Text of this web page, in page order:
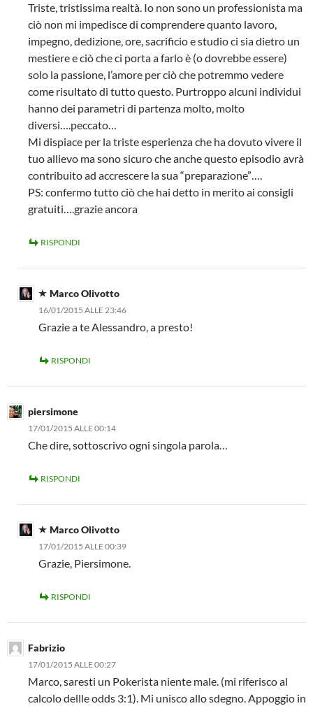
Triste, tristissima realtà. Io non sono un professionista ma
ciò non mi impedisce di comprendere quanto lavoro,
impegno, dedizione, ore, sacrificio e studio ci sia dietro un
mestiere e ciò che ci porta a farlo è (o dovrebbe essere)
solo la passione, l’amore per ciò che potremmo vedere
come risultato di tutto questo. Purtroppo alcuni individui
hanno dei parametri di partenza molto, molto
diversi….peccato…
Mi dispiace per la triste esperienza che ha dovuto vivere il
tuo allievo ma sono sicuro che anche questo episodio avrà
contribuito ad accrescere la sua “preparazione”….
PS: confermo tutto ciò che hai detto in merito ai consigli
gratuiti….grazie ancora
RISPONDI
Marco Olivotto
16/01/2015 ALLE 23:46
Grazie a te Alessandro, a presto!
RISPONDI
piersimone
17/01/2015 ALLE 00:14
Che dire, sottoscrivo ogni singola parola…
RISPONDI
Marco Olivotto
17/01/2015 ALLE 00:39
Grazie, Piersimone.
RISPONDI
Fabrizio
17/01/2015 ALLE 00:27
Marco, saresti un Pokerista niente male. (mi riferisco al
calcolo dellle odds 3:1). Mi unisco allo sdegno. Appoggio in